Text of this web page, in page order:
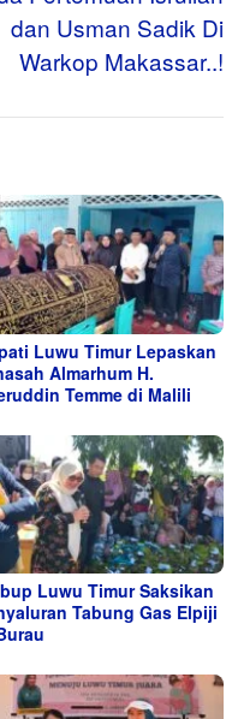
dan Usman Sadik Di
Warkop Makassar..!
Luwu Timur Lepaskan
Almarhum H.
Temme di Malili
Luwu Timur Saksikan
Tabung Gas Elpiji